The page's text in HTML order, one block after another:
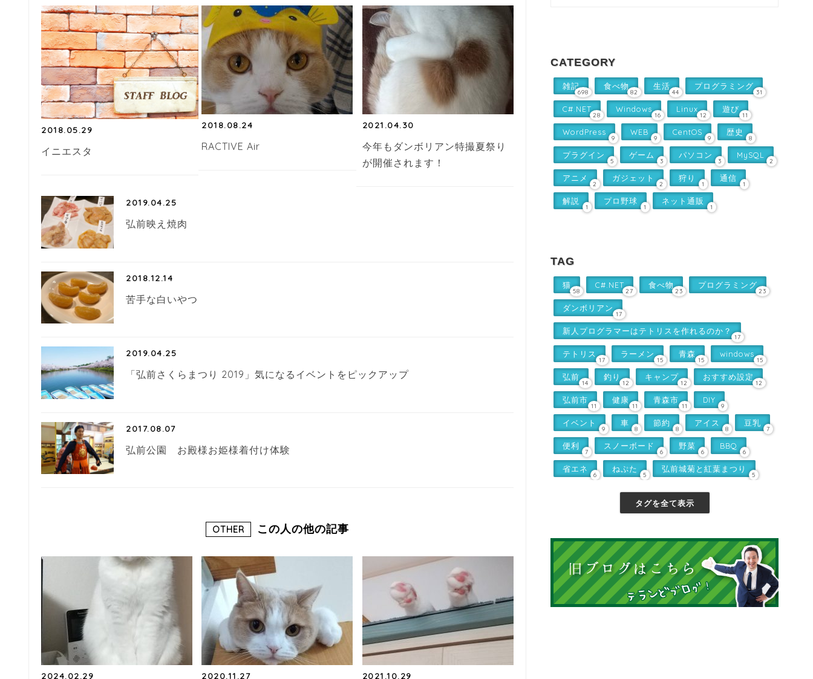
o
k
2018.05.29
イニエスタ
2018.08.24
RACTIVE Air
2021.04.30
今年もダンボリアン特撮夏祭り
が開催されます！
2019.04.25
弘前映え焼肉
2018.12.14
苦手な白いやつ
2019.04.25
「弘前さくらまつり 2019」気になるイベントをピックアップ
2017.08.07
弘前公園 お殿様お姫様着付け体験
OTHER この人の他の記事
2024.02.29 2020.11.27 2021.10.29
CATEGORY
雑記
698
食べ物
82
生活
44
プログラミング
31
C#.NET
28
Windows
16
Linux
12
遊び
11
WordPress
9
WEB
9
CentOS
9
歴史
8
プラグイン
5
ゲーム
3
パソコン
3
MySQL
2
アニメ
2
ガジェット
2
狩り
1
通信
1
解説
1
プロ野球
1
ネット通販
1
TAG
猫
58
C#.NET
27
食べ物
23
プログラミング
23
ダンボリアン
17
新人プログラマーはテトリスを作れるのか？
17
テトリス
17
ラーメン
15
青森
15
windows
15
弘前
14
釣り
12
キャンプ
12
おすすめ設定
12
弘前市
11
健康
11
青森市
11
DIY
9
イベント
9
車
8
節約
8
アイス
8
豆乳
7
便利
7
スノーボード
6
野菜
6
BBQ
6
省エネ
6
ねぷた
5
弘前城菊と紅葉まつり
5
タグを全て表示